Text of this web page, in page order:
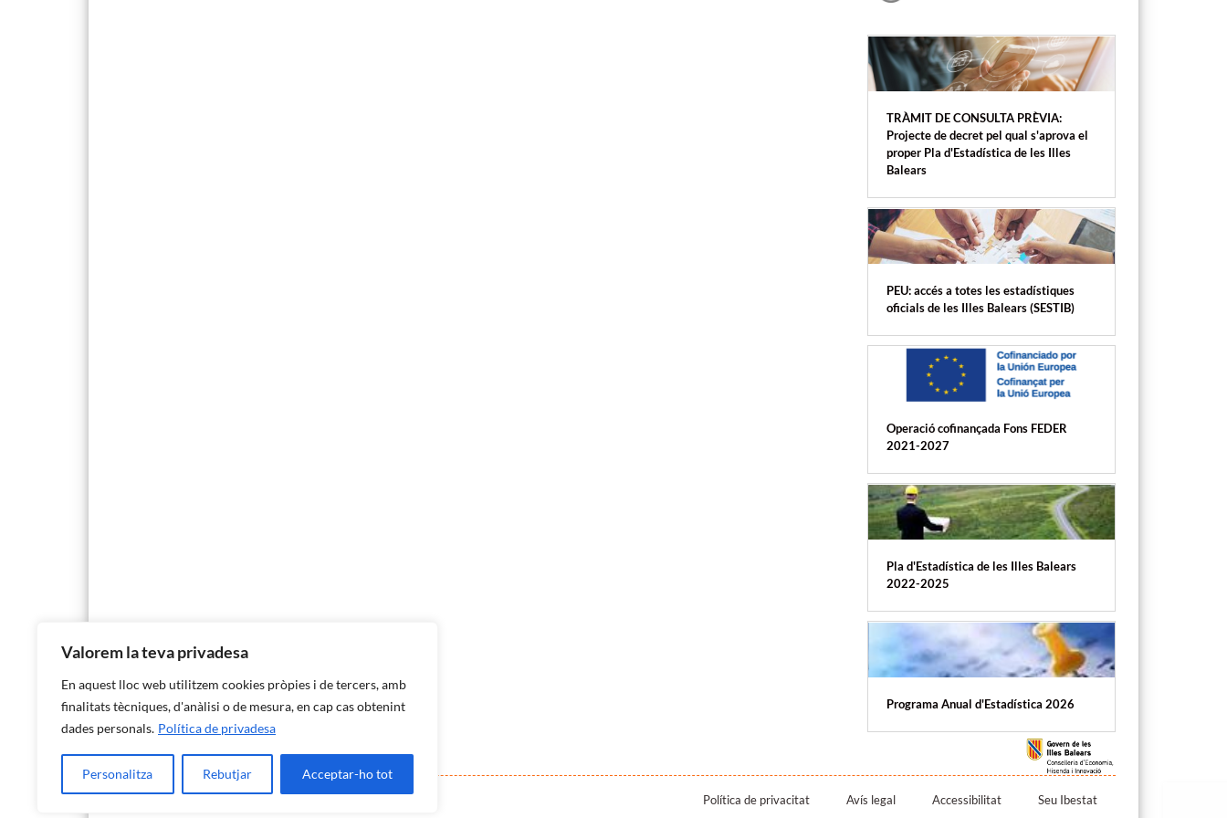
Valorem la teva privadesa
En aquest lloc web utilitzem cookies pròpies i de tercers, amb
finalitats tècniques, d'anàlisi o de mesura, en cap cas obtenint
dades personals. Política de privadesa
Personalitza Rebutjar Acceptar-ho tot
TRÀMIT DE CONSULTA PRÈVIA:
Projecte de decret pel qual s'aprova el
proper Pla d'Estadística de les Illes
Balears
PEU: accés a totes les estadístiques
oficials de les Illes Balears (SESTIB)
Operació cofinançada Fons FEDER
2021-2027
Pla d'Estadística de les Illes Balears
2022-2025
Programa Anual d'Estadística 2026
Política de privacitat Avís legal Accessibilitat Seu Ibestat